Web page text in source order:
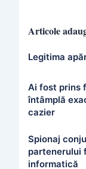
Articole
Legitima
Ai fost prins
întâmplă
cazier
Spionaj
partenerului
informatică